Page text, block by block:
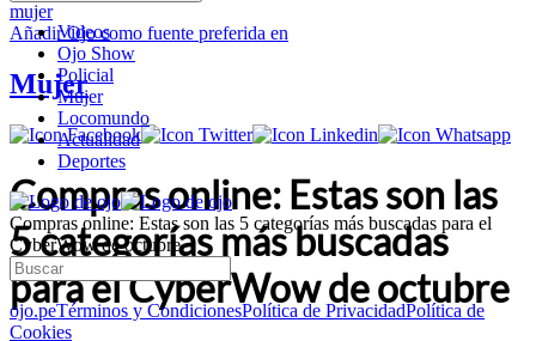
Videos
Ojo Show
Policial
Mujer
Locomundo
Actualidad
Deportes
Compras online: Estas son las 5 categorías más buscadas para el
CyberWow de octubre
ojo.peTérminos y CondicionesPolítica de PrivacidadPolítica de
Cookies
mujer
AñadirOjocomo fuente preferida en
Mujer
Compras online: Estas son las
5 categorías más buscadas
para el CyberWow de octubre